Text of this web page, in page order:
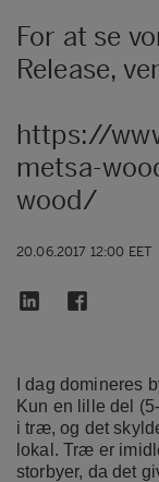
For at se
Release,
https://
metsa-
wood/
20.06.2017 12:00 EET
I dag domineres
Kun en lille del
i træ, og det
lokal. Træ er
storbyer, da det